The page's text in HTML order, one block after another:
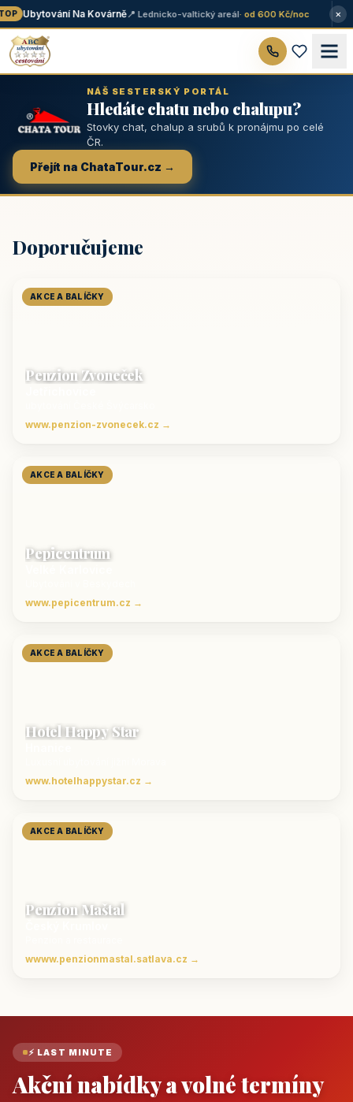
Ubytování Na Kovárně📍 Lednicko-valtický areál· od 600 Kč/noc ×
NÁŠ SESTERSKÝ PORTÁL
Hledáte chatu nebo chalupu?
Stovky chat, chalup a srubů k pronájmu po celé
ČR.
Přejít na ChataTour.cz →
Doporučujeme
AKCE A BALÍČKY
Penzion Zvoneček
www.penzion-zvonecek.cz →
AKCE A BALÍČKY
Pepicentrum
www.pepicentrum.cz →
AKCE A BALÍČKY
Hotel Happy Star
www.hotelhappystar.cz →
AKCE A BALÍČKY
Penzion Maštal
wwww.penzionmastal.satlava.cz →
⚡ LAST MINUTE
Akční nabídky a volné termíny